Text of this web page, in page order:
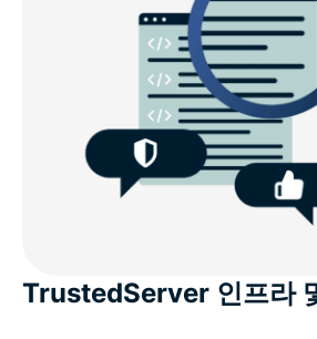
TrustedServer 인프라